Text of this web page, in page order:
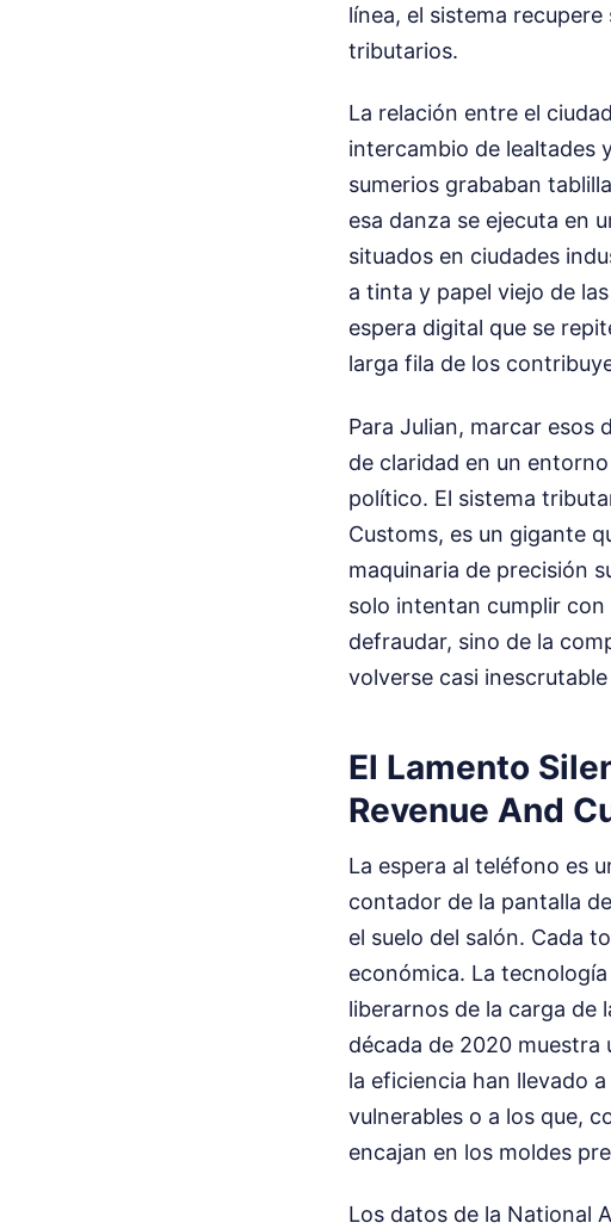
línea, el sistema
tributarios.
La relación entre el
intercambio de lealtades
sumerios grababan
esa danza se ejecuta en
situados en ciudades
a tinta y papel viejo de
espera digital que se
larga fila de los
Para Julian, marcar esos
de claridad en un
político. El sistema
Customs, es un gigante
maquinaria de precisión
solo intentan cumplir
defraudar, sino de la
volverse casi
El Lamento
Revenue And
La espera al teléfono es
contador de la pantalla
el suelo del salón. Cada
económica. La
liberarnos de la carga de
década de 2020
la eficiencia han llevado
vulnerables o a los que,
encajan en los moldes
Los datos de la National